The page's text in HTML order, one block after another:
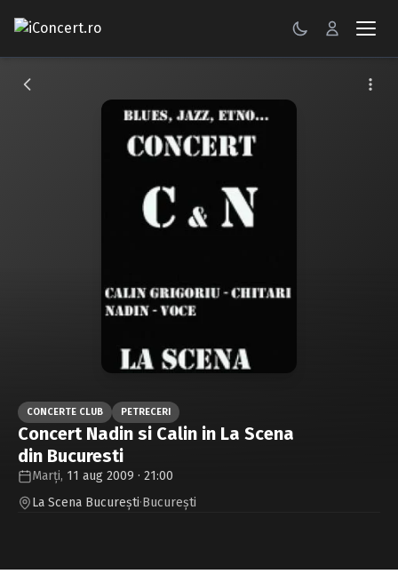
CONCERTE
Caută în site...
CONCERTE CLUB PETRECERI
Concert Nadin si Calin in La Scena
din Bucuresti
Marți, 11 aug 2009 · 21:00
La Scena București·Bucureşti